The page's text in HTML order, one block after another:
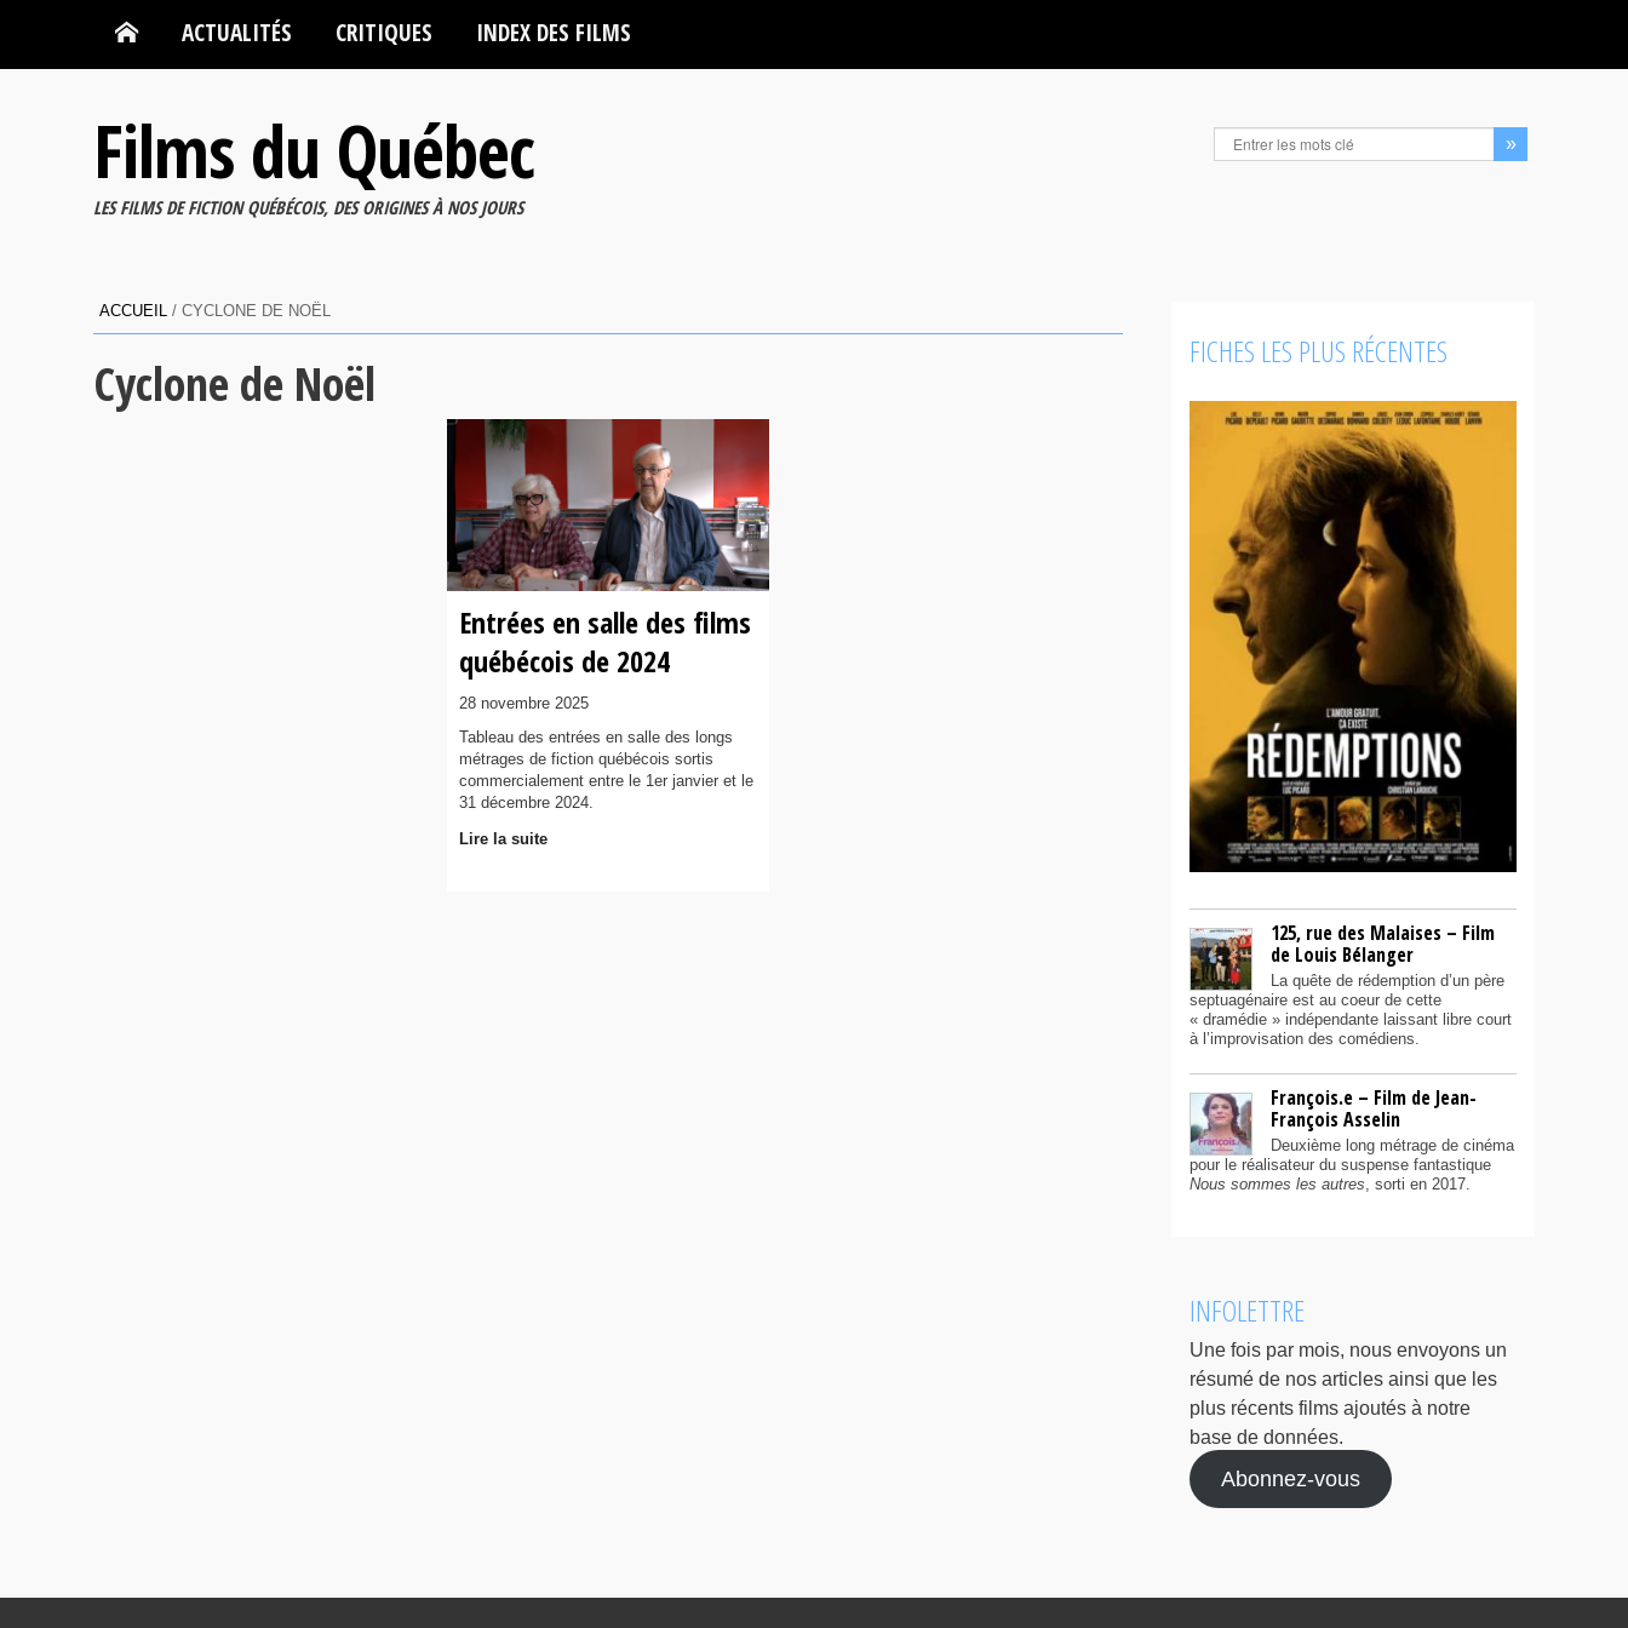
ACTUALITÉS CRITIQUES INDEX DES FILMS
Films du Québec
LES FILMS DE FICTION QUÉBÉCOIS, DES ORIGINES À NOS JOURS
ACCUEIL / CYCLONE DE NOËL
Cyclone de Noël
Entrées en salle des films
québécois de 2024
28 novembre 2025
Tableau des entrées en salle des longs
métrages de fiction québécois sortis
commercialement entre le 1er janvier et le
31 décembre 2024.
Lire la suite
FICHES LES PLUS RÉCENTES
125, rue des Malaises – Film
de Louis Bélanger
La quête de rédemption d’un père
septuagénaire est au coeur de cette
« dramédie » indépendante laissant libre court
à l’improvisation des comédiens.
François.e – Film de Jean-
François Asselin
Deuxième long métrage de cinéma
pour le réalisateur du suspense fantastique
Nous sommes les autres, sorti en 2017.
INFOLETTRE
Une fois par mois, nous envoyons un
résumé de nos articles ainsi que les
plus récents films ajoutés à notre
base de données.
Abonnez-vous